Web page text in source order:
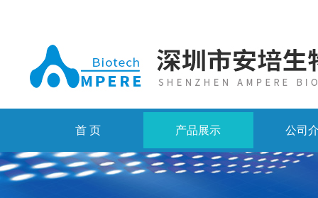
首 页 产品展示 公司